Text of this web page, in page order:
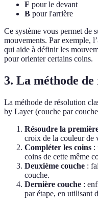
F pour le devant
B pour l'arrière
Ce système vous permet de
mouvements. Par exemple,
qui aide à définir les
pour orienter certains coins.
3. La méthode
La méthode de résolution
by Layer (couche par
Résoudre la
croix de la couleur de
Compléter les coins :
coins de cette même
Deuxième couche :
couche.
Dernière couche :
par étape, en utilisant